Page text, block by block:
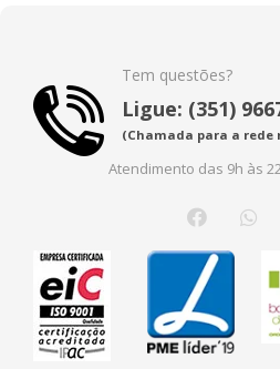
Tem questões?
Ligue: (351)
(Chamada para a rede
Atendimento das 9h às